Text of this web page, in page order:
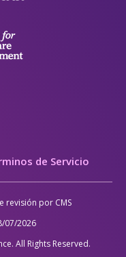
de Servicio
revisión por CMS
07/2026
All Rights Reserved.